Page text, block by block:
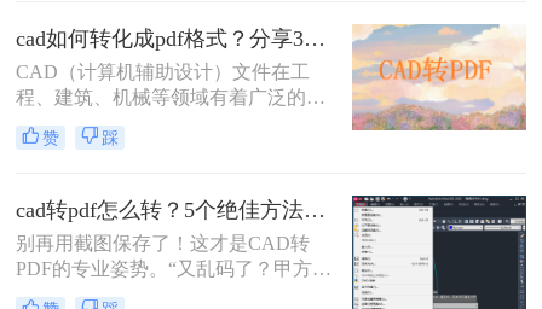
换成PDF的方法。
cad如何转化成pdf格式？分享3个操作简单的方法！
CAD（计算机辅助设计）文件在工
程、建筑、机械等领域有着广泛的应
用，但有时候我们需要将这些文件转
换成PDF格式以便分享、查看或打
本文将介绍三种将CAD文件转换成
PDF的方法。
赞 踩
cad转pdf怎么转？5个绝佳方法，工程师私藏技巧公开！
别再用截图保存了！这才是CAD转
PDF的专业姿势。“又乱码了？甲方说
图纸打不开！” 这是许多设计师和工